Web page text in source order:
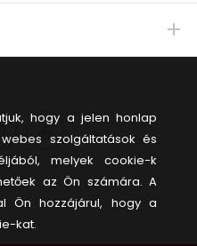
Max Comfort Kft.. Minden jog
hogy a jelen honlap
szolgáltatások és
melyek cookie-k
az Ön számára. A
Ön hozzájárul, hogy a
kat.